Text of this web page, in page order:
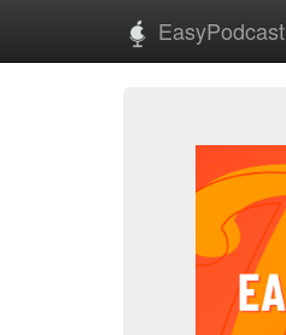
EasyPodcast